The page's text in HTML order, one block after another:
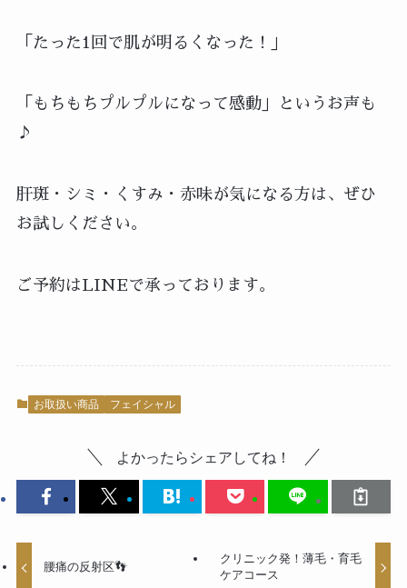
「たった1回で肌が明るくなった！」
「もちもちプルプルになって感動」というお声も
♪
肝斑・シミ・くすみ・赤味が気になる方は、ぜひ
お試しください。
ご予約はLINEで承っております。
お取扱い商品 フェイシャル
よかったらシェアしてね！
腰痛の反射区👣
クリニック発！薄毛・育毛
ケアコース